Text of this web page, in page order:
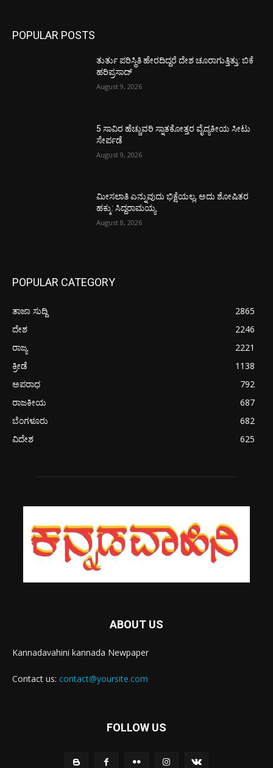
POPULAR POSTS
ತುರ್ತು ಪರಿಸ್ಥಿತಿ ಹೇರದಿದ್ದರೆ ದೇಶ ಚೂರಾಗುತ್ತಿತ್ತು: ಬಿಕೆ
ಹರಿಪ್ರಸಾದ್
August 9, 2026
5 ಸಾವಿರ ಹೆಚ್ಚುವರಿ ಸ್ನಾತಕೋತ್ತರ ವೈದ್ಯಕೀಯ ಸೀಟು
ಸೇರ್ಪಡೆ
August 9, 2026
ಮೀಸಲಾತಿ ಎನ್ನುವುದು ಭಿಕ್ಷೆಯಲ್ಲ, ಅದು ಶೋಷಿತರ
ಹಕ್ಕು: ಸಿದ್ದರಾಮಯ್ಯ
August 8, 2026
POPULAR CATEGORY
ತಾಜಾ ಸುದ್ದಿ
2865
ದೇಶ
2246
ರಾಜ್ಯ
2221
ಕ್ರೀಡೆ
1138
ಅಪರಾಧ
792
ರಾಜಕೀಯ
687
ಬೆಂಗಳೂರು
682
ವಿದೇಶ
625
ABOUT US
Kannadavahini kannada Newpaper
Contact us: contact@yoursite.com
FOLLOW US